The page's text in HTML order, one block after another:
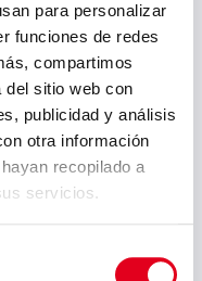
para personalizar
funciones de redes
compartimos
del sitio web con
publicidad y análisis
otra información
recopilado a
servicios.